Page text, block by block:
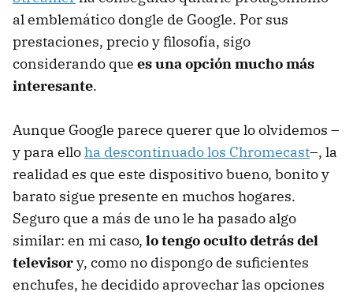
al emblemático dongle de Google. Por sus
prestaciones, precio y filosofía, sigo
considerando que es una opción mucho más
interesante.
Aunque Google parece querer que lo olvidemos –
y para elloha descontinuado los Chromecast–, la
realidad es que este dispositivo bueno, bonito y
barato sigue presente en muchos hogares.
Seguro que a más de uno le ha pasado algo
similar: en mi caso, lo tengo oculto detrás del
televisory, como no dispongo de suficientes
enchufes, he decidido aprovechar las opciones